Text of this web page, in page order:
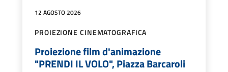
12 AGOSTO 2026
PROIEZIONE CINEMATOGRAFICA
Proiezione film d'animazione
"PRENDI IL VOLO", Piazza Barcaroli